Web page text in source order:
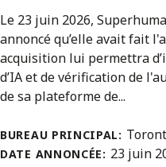
Le 23 juin 2026,
annoncé qu’elle avait fait
acquisition lui permettra
d’IA et de vérification de
de sa plateforme de...
BUREAU PRINCIPAL:
DATE ANNONCÉE: 23 juin